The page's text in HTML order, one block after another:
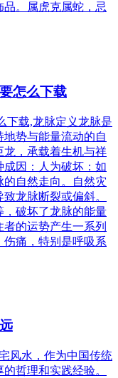
。属虎克属蛇，忌
怎么下载
下载,龙脉定义龙脉是
势与能量流动的自
龙，承载着生机与祥
因：人为破坏：如
自然走向。自然灾
龙脉断裂或偏斜。
，破坏了龙脉的能量
的运势产生一系列
痛，特别是呼吸系
风水，作为中国传统
哲理和实践经验。